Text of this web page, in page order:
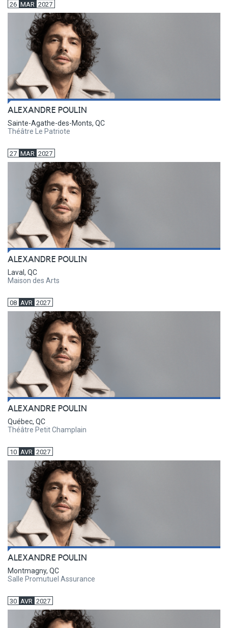
26 MAR 2027
ALEXANDRE POULIN
Sainte-Agathe-des-Monts, QC
Théâtre Le Patriote
27 MAR 2027
ALEXANDRE POULIN
Laval, QC
Maison des Arts
08 AVR 2027
ALEXANDRE POULIN
Québec, QC
Théâtre Petit Champlain
10 AVR 2027
ALEXANDRE POULIN
Montmagny, QC
Salle Promutuel Assurance
30 AVR 2027